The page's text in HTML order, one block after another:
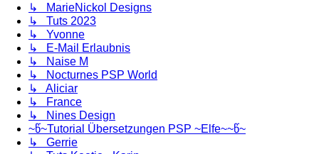
↳ MarieNickol Designs
↳ Tuts 2023
↳ Yvonne
↳ E-Mail Erlaubnis
↳ Naise M
↳ Nocturnes PSP World
↳ Aliciar
↳ France
↳ Nines Design
~წ~Tutorial Übersetzungen PSP ~Elfe~~წ~
↳ Gerrie